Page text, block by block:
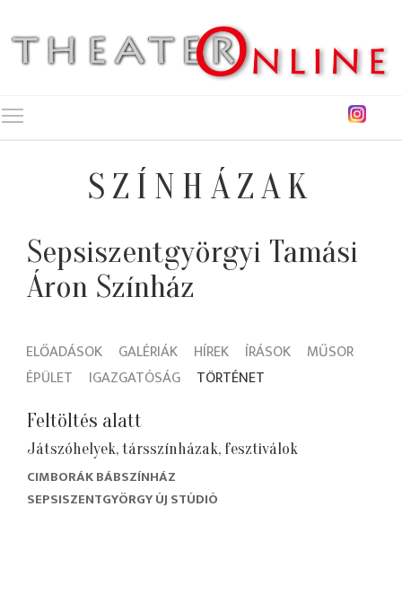
SZÍNHÁZAK
Sepsiszentgyörgyi Tamási
Áron Színház
ELŐADÁSOK GALÉRIÁK HÍREK ÍRÁSOK
MŰSOR
ÉPÜLET
IGAZGATÓSÁG TÖRTÉNET
Feltöltés alatt
Játszóhelyek, társszínházak, fesztiválok
CIMBORÁK BÁBSZÍNHÁZ
SEPSISZENTGYÖRGY ÚJ STÚDIÓ